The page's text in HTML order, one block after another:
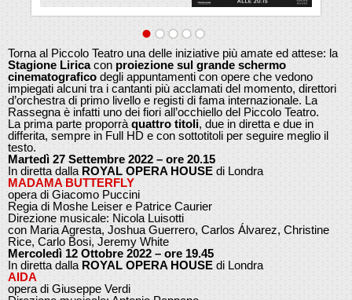
Torna al Piccolo Teatro una delle iniziative più amate ed attese: la
Stagione Liricacon proiezione sul grande schermo
cinematografico degli appuntamenti con opere che vedono
impiegati alcuni tra i cantanti più acclamati del momento, direttori
d’orchestra di primo livello e registi di fama internazionale. La
Rassegna è infatti uno dei fiori all’occhiello del Piccolo Teatro.
La prima parte proporrà quattro titoli, due in diretta e due in
differita, sempre in Full HD e con sottotitoli per seguire meglio il
testo.
Martedì 27 Settembre 2022 – ore 20.15
In diretta dalla ROYAL OPERA HOUSE di Londra
MADAMA BUTTERFLY
opera di Giacomo Puccini
Regia di Moshe Leiser e Patrice Caurier
Direzione musicale: Nicola Luisotti
con Maria Agresta, Joshua Guerrero, Carlos Álvarez, Christine
Rice, Carlo Bosi, Jeremy White
Mercoledì 12 Ottobre 2022 – ore 19.45
In diretta dalla ROYAL OPERA HOUSE di Londra
AIDA
opera di Giuseppe Verdi